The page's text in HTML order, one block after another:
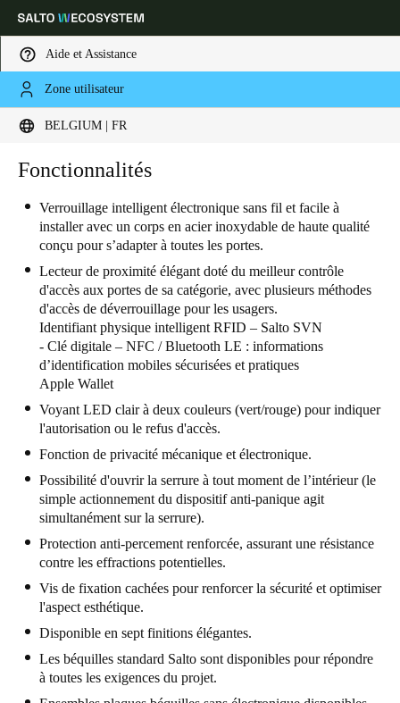
Aide et Assistance
Zone utilisateur
BELGIUM | FR
Sélectionnez vos paramètres de localisation et de langue
Global Europe
Belgium|Français
Germany
Deutsch
Switzerland
Deutsch
FrançaisItaliano
United Kingdom
Ireland
English
France
Nederlands
Belgium
Fonctionnalités
Verrouillage intelligent électronique sans fil et facile à
installer avec un corps en acier inoxydable de haute qualité
conçu pour s’adapter à toutes les portes.
Lecteur de proximité élégant doté du meilleur contrôle
d'accès aux portes de sa catégorie, avec plusieurs méthodes
d'accès de déverrouillage pour les usagers.
Identifiant physique intelligent RFID – Salto SVN
- Clé digitale – NFC / Bluetooth LE : informations
d’identification mobiles sécurisées et pratiques
Apple Wallet
Voyant LED clair à deux couleurs (vert/rouge) pour indiquer
l'autorisation ou le refus d'accès.
Fonction de privacité mécanique et électronique.
Possibilité d'ouvrir la serrure à tout moment de l’intérieur (le
simple actionnement du dispositif anti-panique agit
simultanément sur la serrure).
Protection anti-percement renforcée, assurant une résistance
contre les effractions potentielles.
Vis de fixation cachées pour renforcer la sécurité et optimiser
l'aspect esthétique.
Disponible en sept finitions élégantes.
Les béquilles standard Salto sont disponibles pour répondre
à toutes les exigences du projet.